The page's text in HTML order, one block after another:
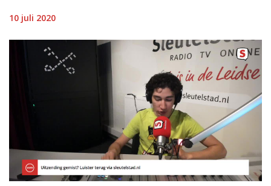
10 juli 2020